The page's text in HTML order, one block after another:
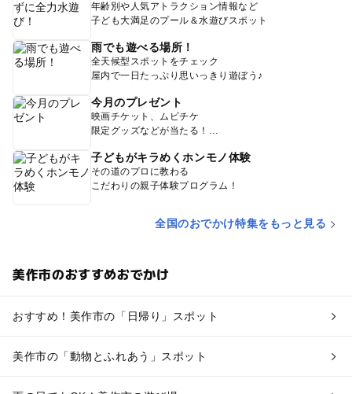
年齢別や人気アトラクション情報など
子ども大満足のプール＆水遊びスポット
雨でも遊べる場所！
全天候型スポットをチェック
屋内で一日たっぷり思いっきり遊ぼう♪
今月のプレゼント
映画チケット、ムビチケ
限定グッズなどが当たる！
子どもがキラめくホンモノ体験
その道のプロに教わる
こだわりの親子体験プログラム！
全国のおでかけ特集をもっと見る
美作市のおすすめおでかけ
おすすめ！美作市の「日帰り」スポット
美作市の「動物とふれあう」スポット